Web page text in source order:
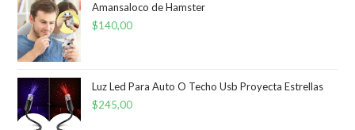
Amansaloco de Hamster
$140,00
Luz Led Para Auto O Techo Usb Proyecta Estrellas
$245,00